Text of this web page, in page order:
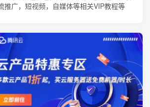
推广，短视频，自媒体等相关VIP教程等